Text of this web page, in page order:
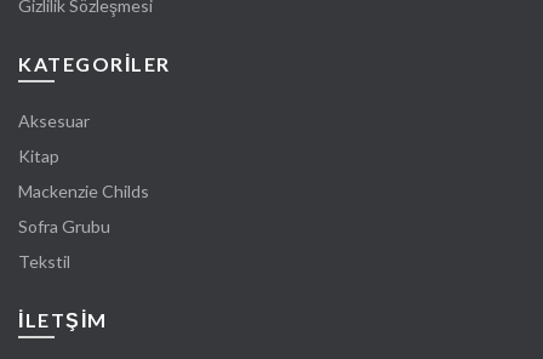
Gizlilik Sözleşmesi
KATEGORİLER
Aksesuar
Kitap
Mackenzie Childs
Sofra Grubu
Tekstil
İLETŞIM